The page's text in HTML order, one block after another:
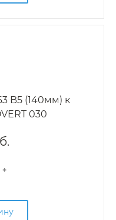
B5 (140мм) к
030
+